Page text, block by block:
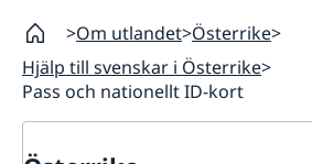
Om utlandet Österrike
Hjälp till svenskar i Österrike
Pass och nationellt ID-kort